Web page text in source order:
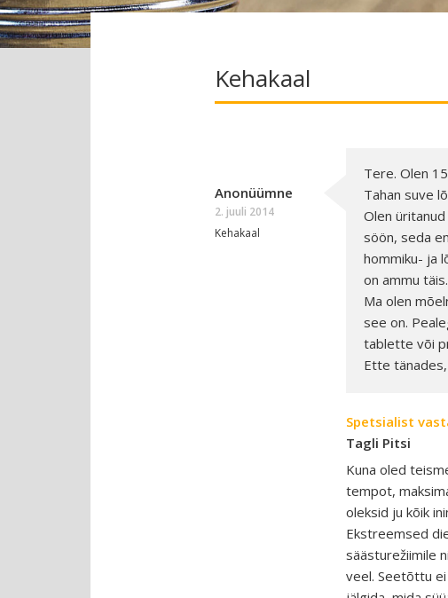
Kehakaal
Anonüümne
2. juuli 2014
Kehakaal
Tere. Olen
Tahan suve
Olen
söön, seda
hommiku- ja
on ammu täis.
Ma olen
see on.
tablette või
Ette tänades,
Spetsialist
Tagli Pitsi
Kuna oled
tempot,
oleksid ju kõik
Ekstreemsed
säästurežiimile
veel. Seetõttu